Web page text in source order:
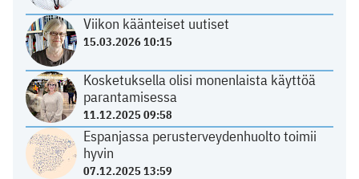
Viikon käänteiset uutiset
15.03.2026 10:15
Kosketuksella olisi monenlaista käyttöä
parantamisessa
11.12.2025 09:58
Espanjassa perusterveydenhuolto toimii
hyvin
07.12.2025 13:59